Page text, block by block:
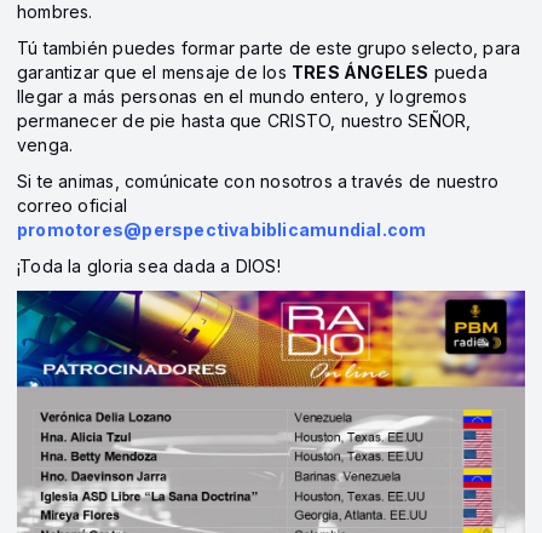
hombres.
Tú también puedes formar parte de este grupo selecto, para
garantizar que el mensaje de los TRES ÁNGELES pueda
llegar a más personas en el mundo entero, y logremos
permanecer de pie hasta que CRISTO, nuestro SEÑOR,
venga.
Si te animas, comúnicate con nosotros a través de nuestro
correo oficial
promotores@perspectivabiblicamundial.com
¡Toda la gloria sea dada a DIOS!